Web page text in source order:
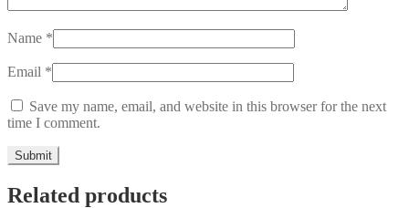
Name *
Email *
Save my name, email, and website in this browser for the next
time I comment.
Related products